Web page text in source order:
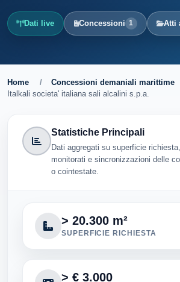
Dati live Concessioni 1 Atti
Home / Concessioni demaniali marittime
Italkali societa' italiana sali alcalini s.p.a.
Statistiche Principali
Dati aggregati su superficie
monitorati e sincronizzazioni delle
o cointestate.
> 20.300 m²
SUPERFICIE RICHIESTA
> € 3.000